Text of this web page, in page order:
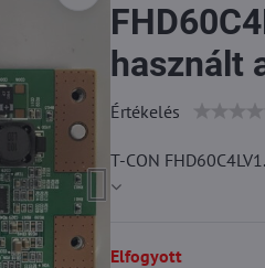
használt
Értékelés
T-CON
Elfogyott